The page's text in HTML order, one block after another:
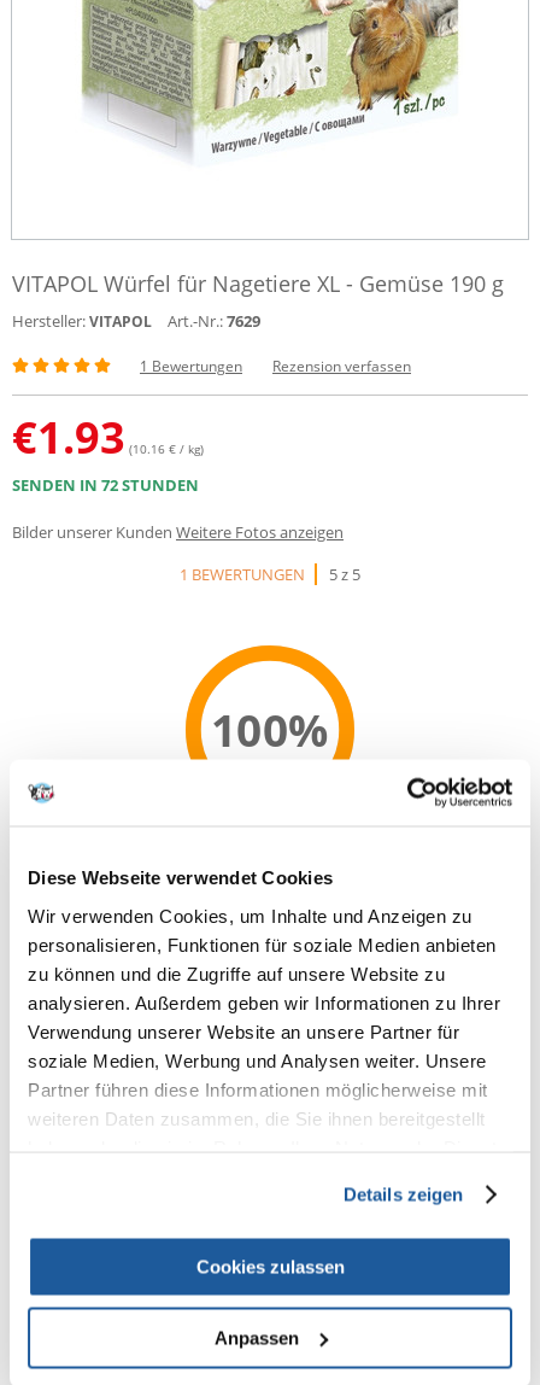
Diese Webseite verwendet Cookies
Wir verwenden Cookies, um Inhalte und Anzeigen zu
personalisieren, Funktionen für soziale Medien anbieten
zu können und die Zugriffe auf unsere Website zu
analysieren. Außerdem geben wir Informationen zu Ihrer
Verwendung unserer Website an unsere Partner für
soziale Medien, Werbung und Analysen weiter. Unsere
Partner führen diese Informationen möglicherweise mit
weiteren Daten zusammen, die Sie ihnen bereitgestellt
Details zeigen
Cookies zulassen
Anpassen
VITAPOL Würfel für Nagetiere XL - Gemüse 190 g
Hersteller:VITAPOL Art.-Nr.:7629
1 Bewertungen Rezension verfassen
€1.93 (10.16 € / kg)
SENDEN IN 72 STUNDEN
Bilder unserer Kunden Weitere Fotos anzeigen
1 BEWERTUNGEN
5 z 5
100%
Recommend
REZENSION VERFASSEN
Produktbeschreibung
Calciumwürfel für Nager und Kaninchen. Liefert die für die richtige
Entwicklung gesunder Zähne und Knochen erforderlichen Mineralien. Es
befriedigt perfekt das natürliche Bedürfnis von Nagetieren, zu kauen
und ihre Schneidezähne zu reiben. Enthält wichtige Mineralien und
Spurenelemente, die für die Ernährung der Tiere unerlässlich sind.
- Verbessert die Funktion des Skelettsystems der Nagetiere.
schleift die nachwachsenden Zähne.
Das Paket enthält eine Halterung zur Befestigung im Käfig.